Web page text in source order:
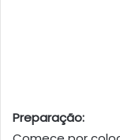
Preparação: